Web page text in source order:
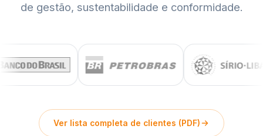
de gestão, sustentabilidade e conformidade.
Ver lista completa de clientes (PDF)